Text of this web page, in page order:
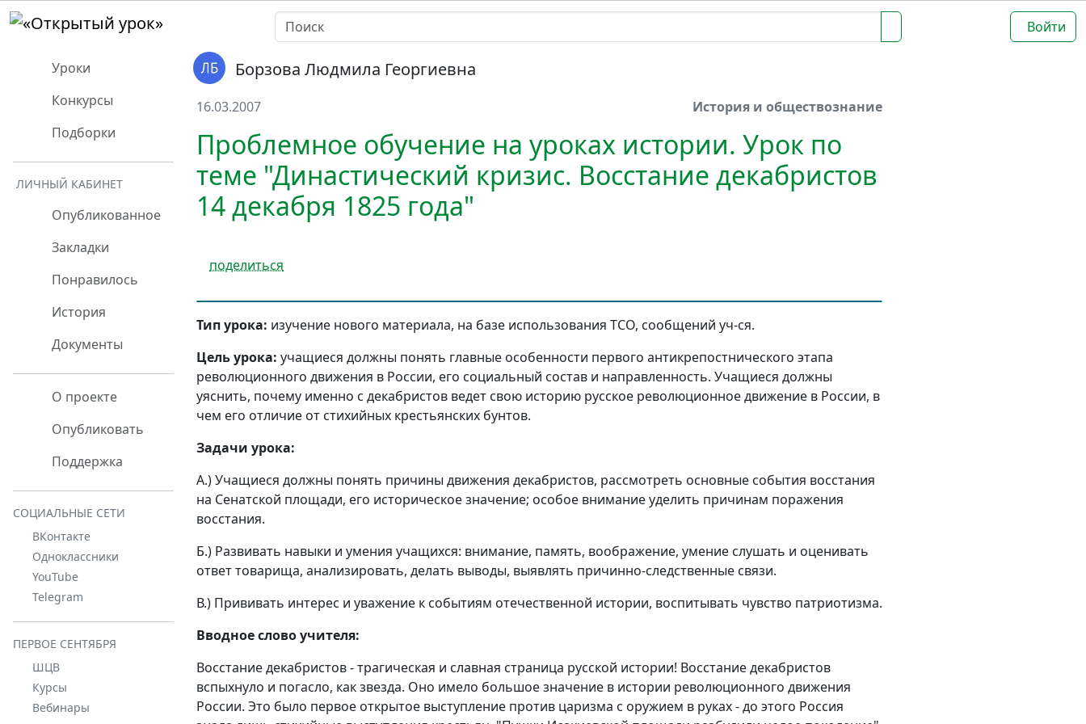
Войти
Уроки
Конкурсы
Подборки
ЛИЧНЫЙ КАБИНЕТ
Опубликованное
Закладки
Понравилось
История
Документы
О проекте
Опубликовать
Поддержка
СОЦИАЛЬНЫЕ СЕТИ
ВКонтакте
Одноклассники
YouTube
Telegram
ПЕРВОЕ СЕНТЯБРЯ
ШЦВ
Курсы
Вебинары
Борзова Людмила Георгиевна
16.03.2007 История и обществознание
Проблемное обучение на уроках истории. Урок по
теме "Династический кризис. Восстание декабристов
14 декабря 1825 года"
поделиться
Тип урока: изучение нового материала, на базе использования ТСО, сообщений уч-ся.
Цель урока: учащиеся должны понять главные особенности первого антикрепостнического этапа
революционного движения в России, его социальный состав и направленность. Учащиеся должны
уяснить, почему именно с декабристов ведет свою историю русское революционное движение в России, в
чем его отличие от стихийных крестьянских бунтов.
Задачи урока:
А.) Учащиеся должны понять причины движения декабристов, рассмотреть основные события восстания
на Сенатской площади, его историческое значение; особое внимание уделить причинам поражения
восстания.
Б.) Развивать навыки и умения учащихся: внимание, память, воображение, умение слушать и оценивать
ответ товарища, анализировать, делать выводы, выявлять причинно-следственные связи.
В.) Прививать интерес и уважение к событиям отечественной истории, воспитывать чувство патриотизма.
Вводное слово учителя:
Восстание декабристов - трагическая и славная страница русской истории! Восстание декабристов
вспыхнуло и погасло, как звезда. Оно имело большое значение в истории революционного движения
России. Это было первое открытое выступление против царизма с оружием в руках - до этого Россия